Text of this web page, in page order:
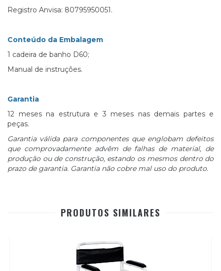
Registro Anvisa: 80795950051.
Conteúdo da Embalagem
1 cadeira de banho D60;
Manual de instruções.
Garantia
12 meses na estrutura e 3 meses nas demais partes e
peças.
Garantia válida para componentes que englobam defeitos
que comprovadamente advêm de falhas de material, de
produção ou de construção, estando os mesmos dentro do
prazo de garantia. Garantia não cobre mal uso do produto.
PRODUTOS SIMILARES